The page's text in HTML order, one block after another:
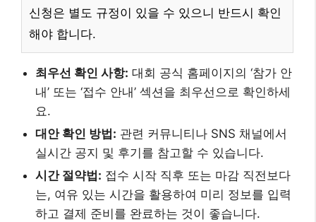
신청은 별도 규정이 있을 수 있으니 반드시 확인
해야 합니다.
최우선 확인 사항: 대회 공식 홈페이지의 ‘참가 안
내’ 또는 ‘접수 안내’ 섹션을 최우선으로 확인하세
요.
대안 확인 방법: 관련 커뮤니티나 SNS 채널에서
실시간 공지 및 후기를 참고할 수 있습니다.
시간 절약법: 접수 시작 직후 또는 마감 직전보다
는, 여유 있는 시간을 활용하여 미리 정보를 입력
하고 결제 준비를 완료하는 것이 좋습니다.